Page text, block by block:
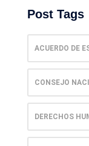
Post Tags
ACUERDO DE
CONSEJO
DERECHOS